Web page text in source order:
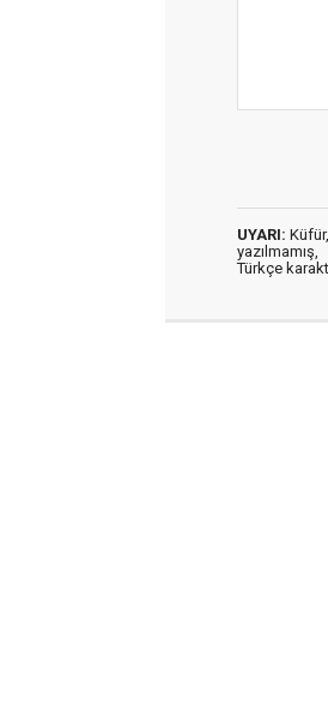
UYARI:
yazılmamış,
Türkçe